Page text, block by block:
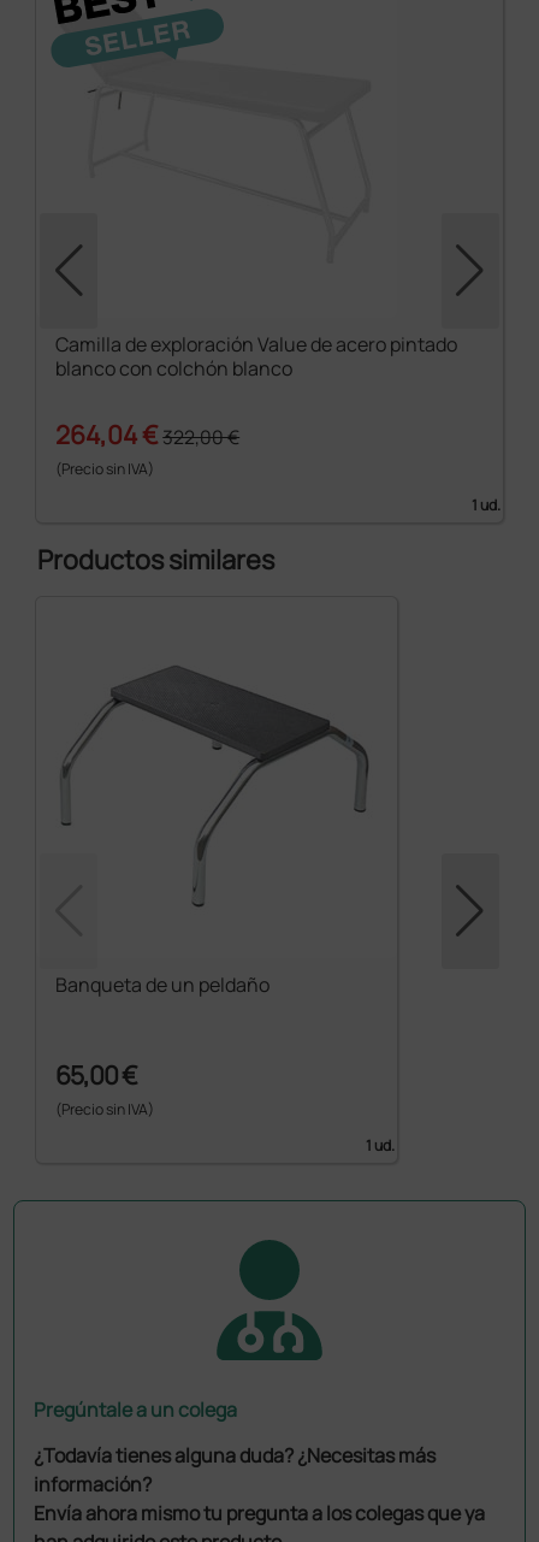
Camilla de exploración Value de acero pintado
blanco con colchón blanco
264,04 €322,00 €
(Precio sin IVA)
1 ud.
Productos similares
Banqueta de un peldaño
65,00 €
(Precio sin IVA)
1 ud.
Pregúntale a un colega
¿Todavía tienes alguna duda? ¿Necesitas más
información?
Envía ahora mismo tu pregunta a los colegas que ya